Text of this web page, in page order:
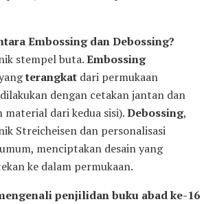
Embossing dan Debossing?
stempel buta.Embossing
terangkat dari permukaan
dengan cetakan jantan dan
dari kedua sisi).Debossing,
Streicheisen dan personalisasi
menciptakan desain yang
ke dalam permukaan.
penjilidan buku abad ke-16